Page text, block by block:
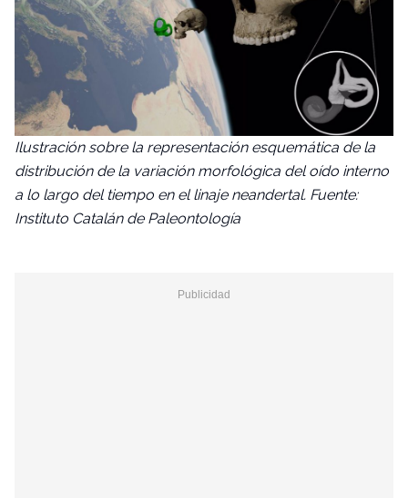
Ilustración sobre la representación esquemática de la
distribución de la variación morfológica del oído interno
a lo largo del tiempo en el linaje neandertal. Fuente:
Instituto Catalán de Paleontología